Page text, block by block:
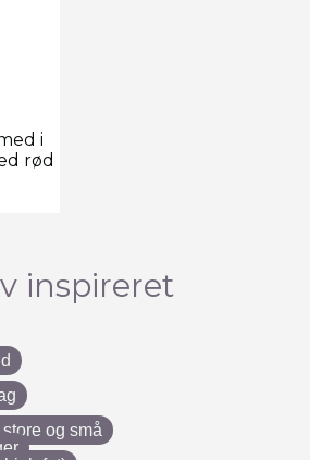
i
rød
inspireret
og små